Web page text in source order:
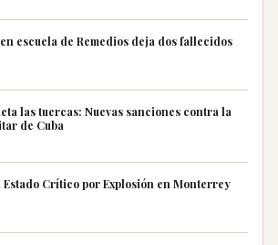
escuela de Remedios deja dos fallecidos
las tuercas: Nuevas sanciones contra la
de Cuba
Estado Crítico por Explosión en Monterrey